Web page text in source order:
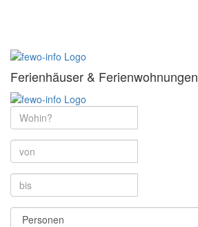
Ferienhäuser & Ferienwohnungen